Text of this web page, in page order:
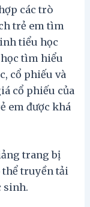
các trò
trẻ em tìm
tiểu học
tìm hiểu
cổ phiếu và
cổ phiếu của
em được khá
trang bị
thể truyền tải
sinh.